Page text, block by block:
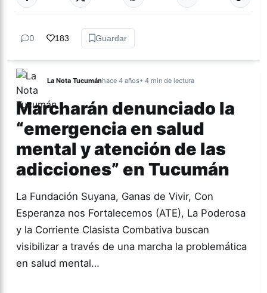
0 183 Guardar
La Nota Tucumánhace 4 años• 4 min de lectura
Marcharán denunciado la
“emergencia en salud
mental y atención de las
adicciones” en Tucumán
La Fundación Suyana, Ganas de Vivir, Con
Esperanza nos Fortalecemos (ATE), La Poderosa
y la Corriente Clasista Combativa buscan
visibilizar a través de una marcha la problemática
en salud mental…